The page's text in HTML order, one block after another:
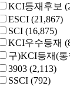
KCI등재후보
ESCI (21,867)
SCI (16,875)
KCI우수등재
구)KCI등재(통
3903 (2,113)
SSCI (792)